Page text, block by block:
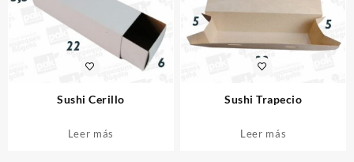
Sushi Cerillo
Leer más
Sushi Trapecio
Leer más